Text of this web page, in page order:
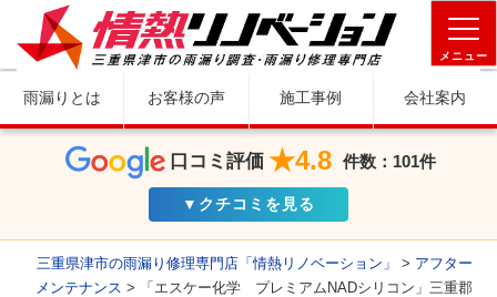
メニュー
雨漏りとは お客様の声 施工事例 会社案内
口コミ評価 ★4.8 件数：101件
▼クチコミを見る
三重県津市の雨漏り修理専門店「情熱リノベーション」 > アフター
メンテナンス >
「エスケー化学 プレミアムNADシリコン」三重郡